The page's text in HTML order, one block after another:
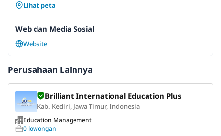
Lihat peta
Web dan Media Sosial
Website
Perusahaan Lainnya
Brilliant International Education Plus
Kab. Kediri, Jawa Timur, Indonesia
Education Management
0 lowongan